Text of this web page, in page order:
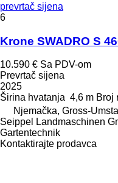
prevrtač sijena
6
Krone SWADRO S
10.590 € Sa PDV-om
Prevrtač sijena
2025
Širina hvatanja 4,6 m Broj
Njemačka, Gross-
Seippel Landmaschinen
Gartentechnik
Kontaktirajte prodavca